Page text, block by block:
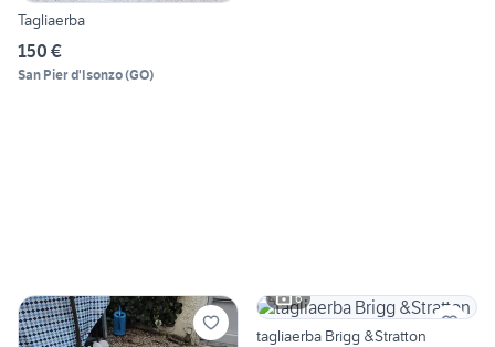
Tagliaerba
150 €
San Pier d'Isonzo(GO)
6
tagliaerba Brigg &Stratton